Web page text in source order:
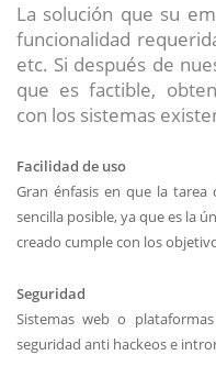
La solución que su
funcionalidad
etc. Si después de
que es factible,
con los sistemas
Facilidad de uso
Gran énfasis en que la
sencilla posible, ya que es la
creado cumple con los
Seguridad
Sistemas web o
seguridad anti hackeos e